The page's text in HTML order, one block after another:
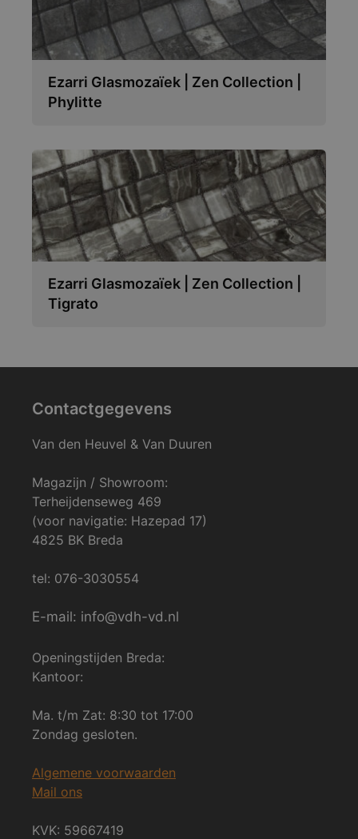
Ezarri Glasmozaïek | Zen Collection |
Phylitte
Ezarri Glasmozaïek | Zen Collection |
Tigrato
Contactgegevens
Van den Heuvel & Van Duuren
Magazijn / Showroom:
Terheijdenseweg 469
(voor navigatie: Hazepad 17)
4825 BK Breda
tel: 076-3030554
E-mail: info@vdh-vd.nl
Openingstijden Breda:
Kantoor:
Ma. t/m Zat: 8:30 tot 17:00
Zondag gesloten.
Algemene voorwaarden
Mail ons
KVK: 59667419